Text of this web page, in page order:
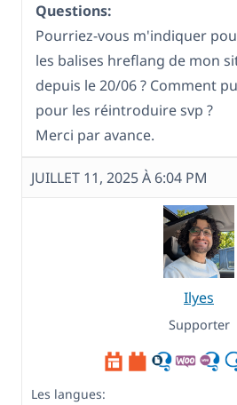
Questions:
Pourriez-vous m'indiquer
les balises hreflang de mon
depuis le 20/06 ? Comment
pour les réintroduire svp ?
Merci par avance.
JUILLET 11, 2025 À 6:04 PM
Ilyes
Supporter
Les langues: